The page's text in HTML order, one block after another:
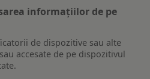
informațiilor de pe
de dispozitive sau alte
accesate de pe dispozitivul